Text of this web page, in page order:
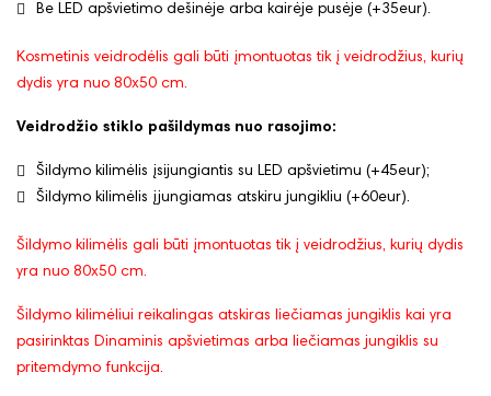
Be LED apšvietimo dešinėje arba kairėje pusėje (+35eur).
Kosmetinis veidrodėlis gali būti įmontuotas tik į veidrodžius, kurių
dydis yra nuo 80x50 cm.
Veidrodžio stiklo pašildymas nuo rasojimo:
Šildymo kilimėlis įsijungiantis su LED apšvietimu (+45eur);
Šildymo kilimėlis įjungiamas atskiru jungikliu (+60eur).
Šildymo kilimėlis gali būti įmontuotas tik į veidrodžius, kurių dydis
yra nuo 80x50 cm.
Šildymo kilimėliui reikalingas atskiras liečiamas jungiklis kai yra
pasirinktas Dinaminis apšvietimas arba liečiamas jungiklis su
pritemdymo funkcija.